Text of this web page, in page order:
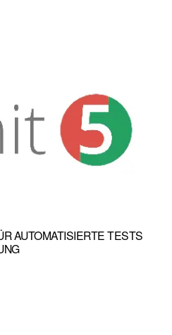
AUTOMATISIERTE TESTS